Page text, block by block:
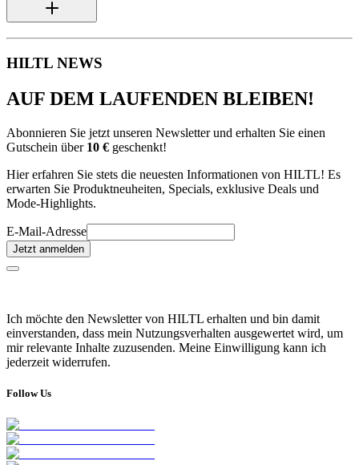
HILTL NEWS
AUF DEM LAUFENDEN BLEIBEN!
Abonnieren Sie jetzt unseren Newsletter und erhalten Sie einen
Gutschein über 10 € geschenkt!
Hier erfahren Sie stets die neuesten Informationen von HILTL! Es
erwarten Sie Produktneuheiten, Specials, exklusive Deals und
Mode-Highlights.
E-Mail-Adresse
Jetzt anmelden
Ich möchte den Newsletter von HILTL erhalten und bin damit
einverstanden, dass mein Nutzungsverhalten ausgewertet wird, um
mir relevante Inhalte zuzusenden. Meine Einwilligung kann ich
jederzeit widerrufen.
Follow Us